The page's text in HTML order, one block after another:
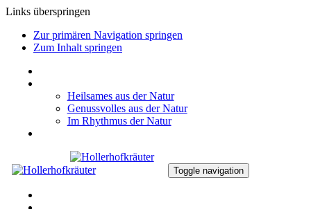
Links überspringen
Zur primären Navigation springen
Zum Inhalt springen
Heilsames aus der Natur
Genussvolles aus der Natur
Im Rhythmus der Natur
Toggle navigation